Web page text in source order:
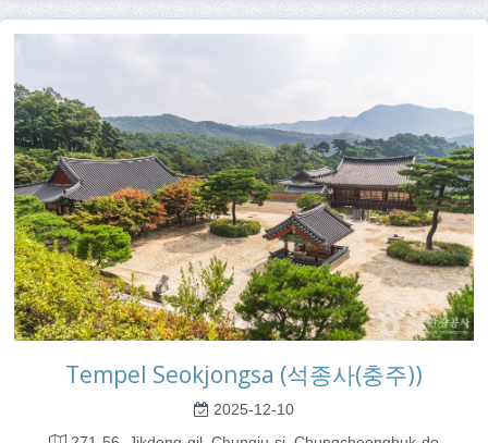
Tempel Seokjongsa (석종사(충주))
2025-12-10